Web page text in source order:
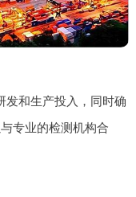
发和生产投入，同时确
专业的检测机构合